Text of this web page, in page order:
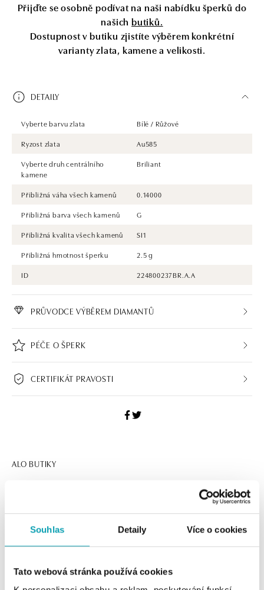
Souhlas Detaily Více o cookies
Tato webová stránka používá cookies
Přijďte se osobně podívat na naši nabídku šperků do
našich butiků.
Dostupnost v butiku zjistíte výběrem konkrétní
varianty zlata, kamene a velikosti.
DETAILY
Vyberte barvu zlata
Bílé / Růžové
Ryzost zlata
Au585
Vyberte druh centrálního
kamene
Briliant
Přibližná váha všech kamenů
0.14000
Přibližná barva všech kamenů
G
Přibližná kvalita všech kamenů
SI1
Přibližná hmotnost šperku
2.5 g
ID
224800237BR.A.A
PRŮVODCE VÝBĚREM DIAMANTŮ
PÉČE O ŠPERK
CERTIFIKÁT PRAVOSTI
ALO BUTIKY